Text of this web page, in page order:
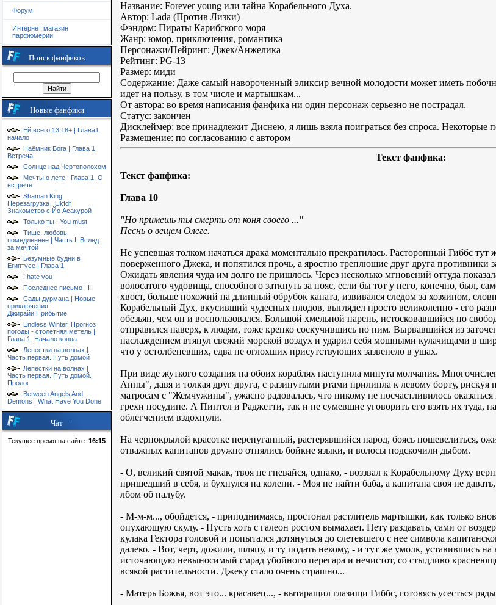
Форум
Интернет магазин
парфюмерии
Поиск фанфиков
Новые фанфики
Ей всего 13 18+ | Глава1
начало
Наёмник Бога | Глава 1.
Встреча
Солнце над Чертополохом
Мечты о лете | Глава 1. О
встрече
Shaman King.
Перезагрузка | Ukfdf
Знакомство с Йо Асакурой
Только ты | You must
Тише, любовь,
помедленнее | Часть I. Вслед
за мечтой
Безумные будни в
Египтусе | Глава 1
I hate you
Последнее письмо | I
Сады дурмана | Новые
приключения
Джирайи:Прибытие
Endless Winter. Прогноз
погоды - столетняя метель |
Глава 1. Начало конца
Лепестки на волнах |
Часть первая. Путь домой
Лепестки на волнах |
Часть первая. Путь домой.
Пролог
Between Angels And
Demons | What Have You Done
Чат
Текущее время на сайте: 16:15
Название: Forever young или тайна Корабельного Духа.
Автор: Lada (Против Лизки)
Фэндом: Пираты Карибского моря
Жанр: юмор, приключения, романтика
Персонажи/Пейринг: Джек/Анжелика
Рейтинг: PG-13
Размер: миди
Содержание: Даже самый навороченный эликсир вечной молодости может иметь
идет на пользу, в том числе и мартышкам...
От автора: во время написания фанфика ни один персонаж серьезно не пострадал.
Статус: закончен
Дисклеймер: все принадлежит Диснею, я лишь взяла поиграться без спроса. Некоторые
Размещение: по согласованию с автором
Текст фанфика:
Текст фанфика:
Глава 10
"Но примешь ты смерть от коня своего ..."
Песнь о вещем Олеге.
Не успевшая толком начаться драка моментально прекратилась. Расторопный Гиббс тут
поверженного Джека, и попятился прочь, а яростно треплющие друг друга противники
Ожидать явления чуда им долго не пришлось. Через несколько мгновений оттуда
волосатого чудовища, способного заткнуть за пояс, если бы тот у него, конечно, был,
хвост, больше похожий на длинный обрубок каната, извивался следом за хозяином,
Корабельный Дух, вкусивший чудесных плодов, выглядел просто великолепно - его
обезьян, чем он и воспользовался. Большой хмельной парень, истосковавшийся по
отправился наверх, к людям, тоже крепко соскучившись по ним. Вырвавшийся из
наслаждением втянул свежий морской воздух и ударил себя мощными кулачищами в
что у остолбеневших, едва не оглохших присутствующих зазвенело в ушах.
При виде жуткого создания на обоих кораблях наступила минута молчания.
Анны", давя и толкая друг друга, с разинутыми ртами прилипла к левому борту, рискуя
матросам с "Жемчужины", ужасно радовалась, что никому не посчастливилось
грехи посудине. А Пинтел и Раджетти, так и не сумевшие уговорить его взять их туда,
облегчением вздохнули.
На чернокрылой красотке перепуганный, растерявшийся народ, боясь пошевелиться,
отважных капитанов дружно отнялись бойкие языки, и волосы подскочили дыбом.
- О, великий святой макак, твоя не гневайся, однако, - воззвал к Корабельному Духу
пришедший в себя, и бухнулся на колени. - Моя не найти баба, а капитана своя не
лбом об палубу.
- М-м-м..., обойдется, - приподнимаясь, простонал растлитель мартышки, как только
опухающую скулу. - Пусть хоть с галеон ростом вымахает. Нету раздавать, сами от
кулака Гектора головой и попытался дотянуться до слетевшего с нее символа
далеко. - Вот, черт, дожили, шляпу, и ту подать некому, - и тут же умолк, уставившись
источающую невыносимый смрад убойного перегара и нечистот, со стыдливо
всякой растительности. Джеку стало очень страшно...
- Матерь Божья, вот это... красавец..., - вытаращил глазищи Гиббс, готовясь усесться